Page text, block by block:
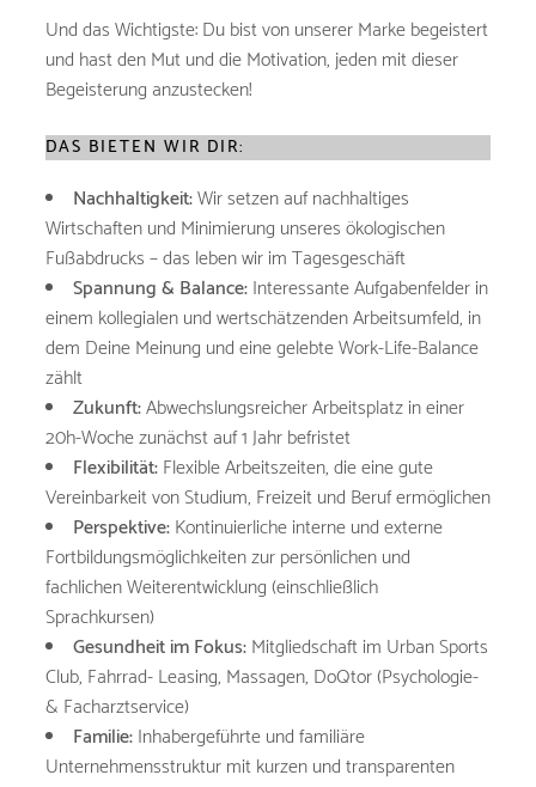
Und das Wichtigste: Du bist von unserer Marke begeistert
und hast den Mut und die Motivation, jeden mit dieser
Begeisterung anzustecken!
DAS BIETEN WIR DIR:
Nachhaltigkeit:Wir setzen auf nachhaltiges
Wirtschaften und Minimierung unseres ökologischen
Fußabdrucks – das leben wir im Tagesgeschäft
Spannung & Balance:Interessante Aufgabenfelder in
einem kollegialen und wertschätzenden Arbeitsumfeld, in
dem Deine Meinung und eine gelebte Work-Life-Balance
zählt
Zukunft:Abwechslungsreicher Arbeitsplatz in einer
20h-Woche zunächst auf 1 Jahr befristet
Flexibilität:Flexible Arbeitszeiten, die eine gute
Vereinbarkeit von Studium, Freizeit und Beruf ermöglichen
Perspektive:Kontinuierliche interne und externe
Fortbildungsmöglichkeiten zur persönlichen und
fachlichen Weiterentwicklung (einschließlich
Sprachkursen)
Gesundheit im Fokus:Mitgliedschaft im Urban Sports
Club, Fahrrad- Leasing, Massagen, DoQtor (Psychologie-
& Facharztservice)
Familie:Inhabergeführte und familiäre
Unternehmensstruktur mit kurzen und transparenten